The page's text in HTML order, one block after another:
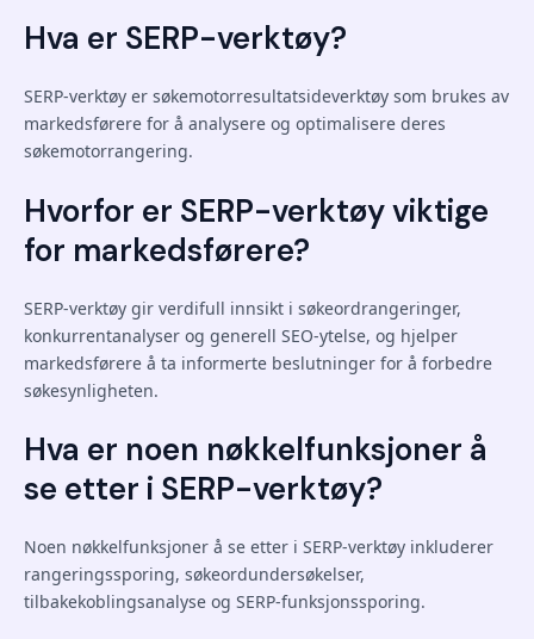
Hva er SERP-verktøy?
SERP-verktøy er søkemotorresultatsideverktøy som brukes av
markedsførere for å analysere og optimalisere deres
søkemotorrangering.
Hvorfor er SERP-verktøy viktige
for markedsførere?
SERP-verktøy gir verdifull innsikt i søkeordrangeringer,
konkurrentanalyser og generell SEO-ytelse, og hjelper
markedsførere å ta informerte beslutninger for å forbedre
søkesynligheten.
Hva er noen nøkkelfunksjoner å
se etter i SERP-verktøy?
Noen nøkkelfunksjoner å se etter i SERP-verktøy inkluderer
rangeringssporing, søkeordundersøkelser,
tilbakekoblingsanalyse og SERP-funksjonssporing.